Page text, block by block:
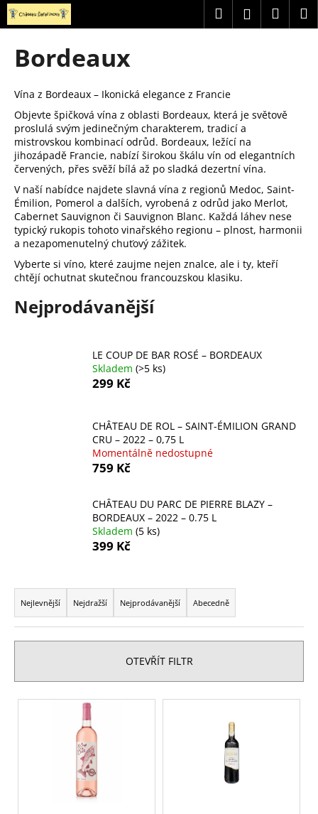
Přejít
na
obsah
HledatPřihlášení
Bordeaux
Vína z Bordeaux – Ikonická elegance z Francie
Objevte špičková vína z oblasti Bordeaux, která je světově
proslulá svým jedinečným charakterem, tradicí a
mistrovskou kombinací odrůd. Bordeaux, ležící na
jihozápadě Francie, nabízí širokou škálu vín od elegantních
červených, přes svěží bílá až po sladká dezertní vína.
V naší nabídce najdete slavná vína z regionů Medoc, Saint-
Émilion, Pomerol a dalších, vyrobená z odrůd jako Merlot,
Cabernet Sauvignon či Sauvignon Blanc. Každá láhev nese
typický rukopis tohoto vinařského regionu – plnost, harmonii
a nezapomenutelný chuťový zážitek.
Vyberte si víno, které zaujme nejen znalce, ale i ty, kteří
chtějí ochutnat skutečnou francouzskou klasiku.
Nejprodávanější
LE COUP DE BAR ROSÉ – BORDEAUX
Skladem (>5 ks)
299 Kč
CHÂTEAU DE ROL – SAINT-ÉMILION GRAND
CRU – 2022 – 0,75 L
Momentálně nedostupné
759 Kč
CHÂTEAU DU PARC DE PIERRE BLAZY –
BORDEAUX – 2022 – 0.75 L
Skladem (5 ks)
399 Kč
Ř
a
z
e
í
p
Nejlevnější Nejdražší Nejprodávanější Abecedně
OTEVŘÍT FILTR
V
K
o
o
p
o
t
ř
e
b
u
j
e
t
e
n
o
u
č
e
m